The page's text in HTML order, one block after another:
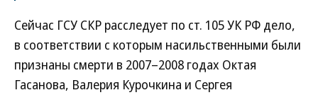
Сейчас ГСУ СКР расследует по ст. 105 УК РФ дело,
в соответствии с которым насильственными были
признаны смерти в 2007–2008 годах Октая
Гасанова, Валерия Курочкина и Сергея